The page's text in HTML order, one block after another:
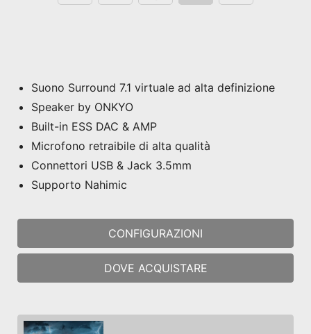
Suono Surround 7.1 virtuale ad alta definizione
Speaker by ONKYO
Built-in ESS DAC & AMP
Microfono retraibile di alta qualità
Connettori USB & Jack 3.5mm
Supporto Nahimic
CONFIGURAZIONI
DOVE ACQUISTARE